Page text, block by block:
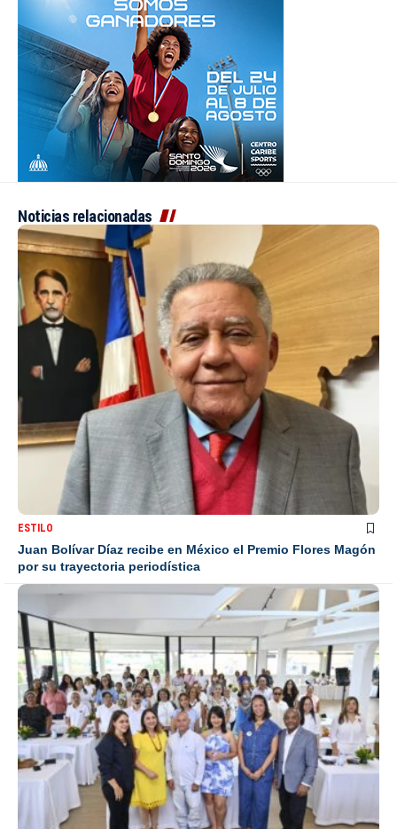
Noticias relacionadas
ESTILO
Juan Bolívar Díaz recibe en México el Premio Flores Magón
por su trayectoria periodística